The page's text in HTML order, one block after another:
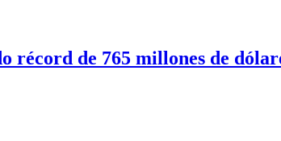
récord de 765 millones de